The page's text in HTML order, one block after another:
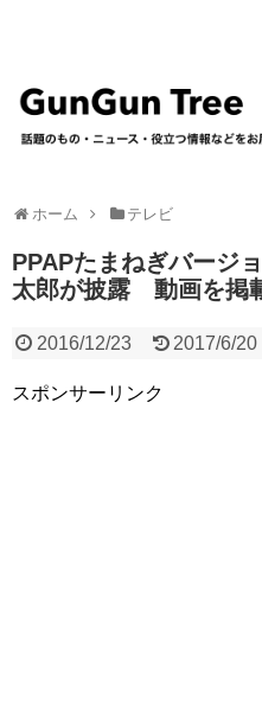
ホーム テレビ
PPAPたまねぎバージ
太郎が披露 動画を掲
2016/12/23 2017/6/20
スポンサーリンク